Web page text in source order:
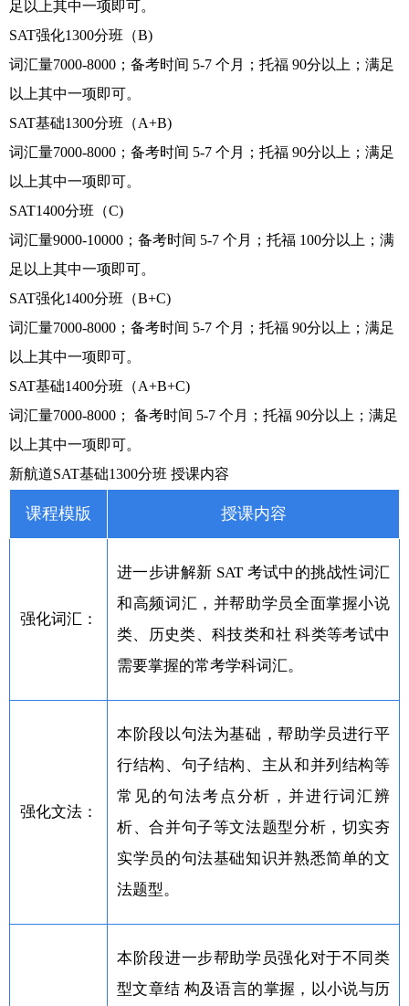
足以上其中一项即可。
SAT强化1300分班（B)
词汇量7000-8000；备考时间 5-7 个月；托福 90分以上；满足
以上其中一项即可。
SAT基础1300分班（A+B)
词汇量7000-8000；备考时间 5-7 个月；托福 90分以上；满足
以上其中一项即可。
SAT1400分班（C)
词汇量9000-10000；备考时间 5-7 个月；托福 100分以上；满
足以上其中一项即可。
SAT强化1400分班（B+C)
词汇量7000-8000；备考时间 5-7 个月；托福 90分以上；满足
以上其中一项即可。
SAT基础1400分班（A+B+C)
词汇量7000-8000； 备考时间 5-7 个月；托福 90分以上；满足
以上其中一项即可。
新航道SAT基础1300分班 授课内容
课程模版 授课内容
强化词汇：
进一步讲解新 SAT 考试中的挑战性词汇
和高频词汇，并帮助学员全面掌握小说
类、历史类、科技类和社 科类等考试中
需要掌握的常考学科词汇。
强化文法：
本阶段以句法为基础，帮助学员进行平
行结构、句子结构、主从和并列结构等
常见的句法考点分析，并进行词汇辨
析、合并句子等文法题型分析，切实夯
实学员的句法基础知识并熟悉简单的文
法题型。
本阶段进一步帮助学员强化对于不同类
型文章结 构及语言的掌握，以小说与历